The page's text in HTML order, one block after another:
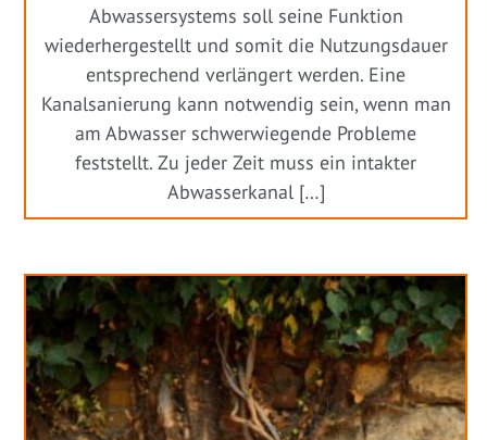
Abwassersystems soll seine Funktion
wiederhergestellt und somit die Nutzungsdauer
entsprechend verlängert werden. Eine
Kanalsanierung kann notwendig sein, wenn man
am Abwasser schwerwiegende Probleme
feststellt. Zu jeder Zeit muss ein intakter
Abwasserkanal […]